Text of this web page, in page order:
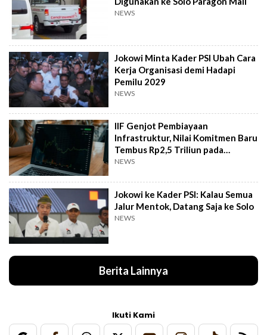
NEWS
Jokowi Minta Kader PSI Ubah Cara
Kerja Organisasi demi Hadapi
Pemilu 2029
NEWS
IIF Genjot Pembiayaan
Infrastruktur, Nilai Komitmen Baru
Tembus Rp2,5 Triliun pada
Semester I 2026
NEWS
Jokowi ke Kader PSI: Kalau Semua
Jalur Mentok, Datang Saja ke Solo
NEWS
Berita Lainnya
Ikuti Kami